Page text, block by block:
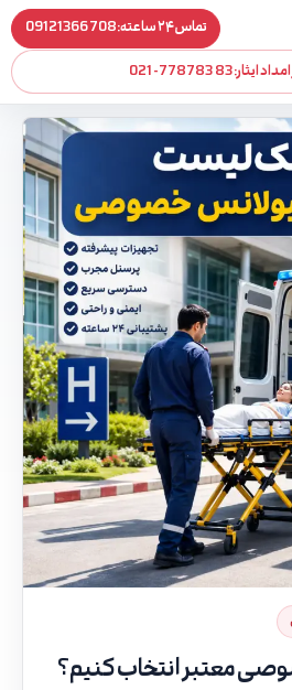
تماس ۲۴ ساعته: 09121366708
ایثار:021-77878383
معتبر انتخاب کنیم؟